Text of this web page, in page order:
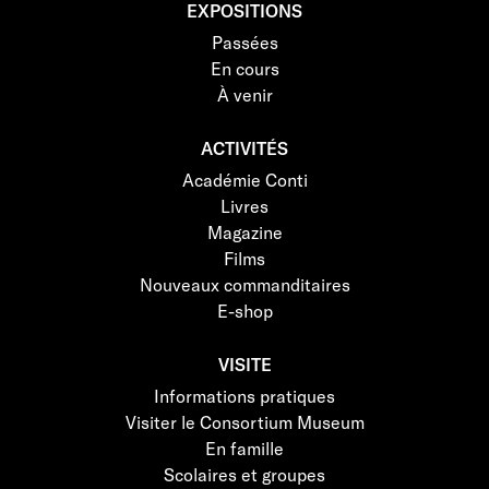
EXPOSITIONS
Passées
En cours
À venir
ACTIVITÉS
Académie Conti
Livres
Magazine
Films
Nouveaux commanditaires
E-shop
VISITE
Informations pratiques
Visiter le Consortium Museum
En famille
Scolaires et groupes